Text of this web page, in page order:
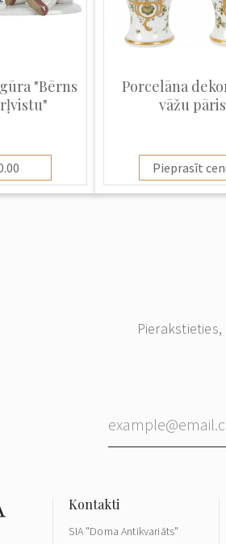
"Bērns
Porcelāna
vāžu pāris
Pieprasīt
SIA "Doma Antikvariāts"